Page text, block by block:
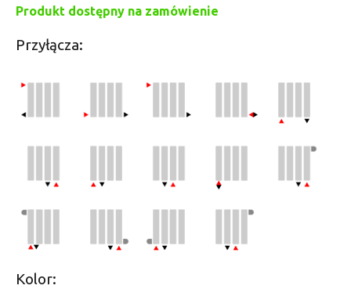
Produkt dostępny na zamówienie
Przyłącza:
Kolor: